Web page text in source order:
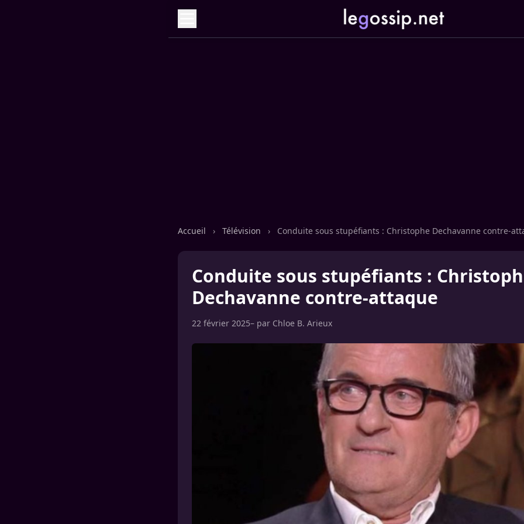
Accueil › Télévision › Conduite sous stupéfiants : Christophe Dechavanne contre-
Conduite sous stupéfiants :
Dechavanne contre-attaque
22 février 2025– par Chloe B. Arieux